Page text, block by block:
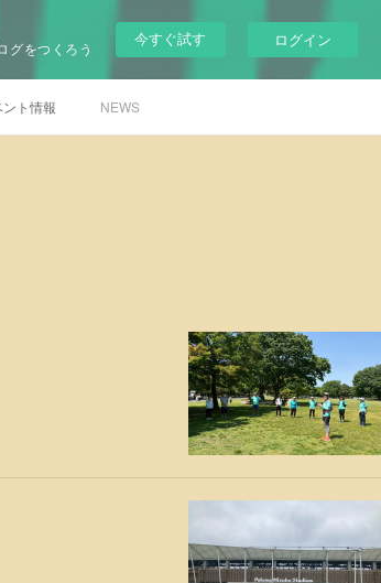
グをつくろう
今すぐ試す ログイン
ト情報 NEWS